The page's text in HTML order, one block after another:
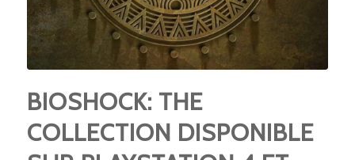
BIOSHOCK: THE
COLLECTION DISPONIBLE